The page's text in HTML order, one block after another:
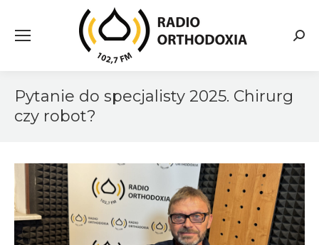
Pytanie do specjalisty 2025. Chirurg
czy robot?